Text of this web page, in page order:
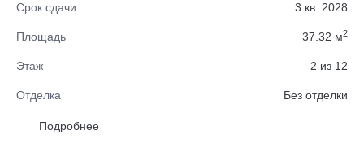
Срок сдачи 3 кв. 2028
Площадь 37.32 м2
Этаж 2 из 12
Отделка Без отделки
РайонПодробнее